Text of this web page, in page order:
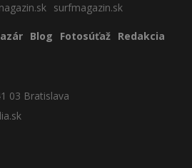
surfmagazin.sk
Blog Fotosúťaž Redakcia
03 Bratislava